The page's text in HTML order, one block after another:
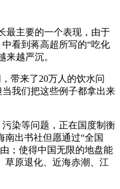
最主要的一个表现，由于
看到蒋高超所写的“吃化
越严沉。
带来了20万人的饮水问
我们把这些例子都拿出来
染等问题，正在国度制衡
出书社但愿通过“全国
；使得中国无限的地盘能
草原退化、近海赤潮、江